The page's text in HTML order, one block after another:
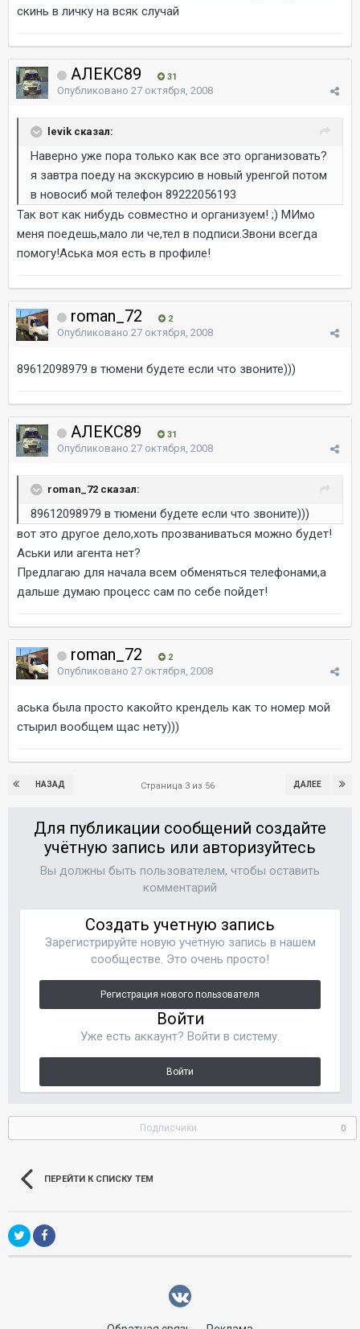
скинь в личку на всяк случай
АЛЕКС89 31
Опубликовано 27 октября, 2008
levik сказал:
Наверно уже пора только как все это организовать?
я завтра поеду на экскурсию в новый уренгой потом
в новосиб мой телефон 89222056193
Так вот как нибудь совместно и организуем! ;) МИмо
меня поедешь,мало ли че,тел в подписи.Звони всегда
помогу!Аська моя есть в профиле!
roman_72 2
Опубликовано 27 октября, 2008
89612098979 в тюмени будете если что звоните)))
АЛЕКС89 31
Опубликовано 27 октября, 2008
roman_72 сказал:
89612098979 в тюмени будете если что звоните)))
вот это другое дело,хоть прозваниваться можно будет!
Аськи или агента нет?
Предлагаю для начала всем обменяться телефонами,а
дальше думаю процесс сам по себе пойдет!
roman_72 2
Опубликовано 27 октября, 2008
аська была просто какойто крендель как то номер мой
стырил вообщем щас нету)))
НАЗАД ДАЛЕЕ
Страница 3 из 56
Для публикации сообщений создайте
учётную запись или авторизуйтесь
Вы должны быть пользователем, чтобы оставить
комментарий
Создать учетную запись
Зарегистрируйте новую учётную запись в нашем
сообществе. Это очень просто!
Регистрация нового пользователя
Войти
Уже есть аккаунт? Войти в систему.
Войти
Подписчики 0
ПЕРЕЙТИ К СПИСКУ ТЕМ